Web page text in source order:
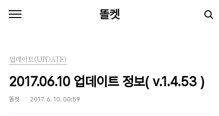
똘켓
업데이트(UPDATE)
2017.06.10 업데이트 정보( v.1.4.53 )
똘켓 2017. 6. 10. 00:59